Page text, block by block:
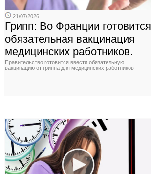
21/07/2026
Грипп: Во Франции готовится
обязательная вакцинация
медицинских работников.
Правительство готовится ввести обязательную
вакцинацию от гриппа для медицинских работников